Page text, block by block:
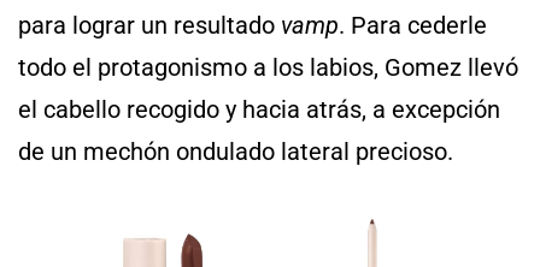
para lograr un resultado vamp. Para cederle
todo el protagonismo a los labios, Gomez llevó
el cabello recogido y hacia atrás, a excepción
de un mechón ondulado lateral precioso.